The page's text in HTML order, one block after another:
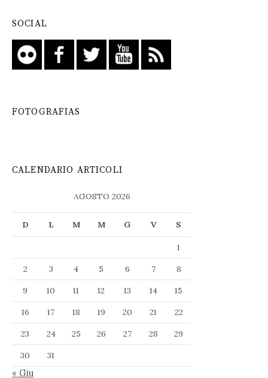
SOCIAL
FOTOGRAFIAS
CALENDARIO ARTICOLI
AGOSTO 2026
D L M M G V S
1
2
3 4 5 6 7
8
9
10 11 12 13 14
15
16
17 18 19 20 21
22
23
24 25 26 27 28
29
30
31
« Giu